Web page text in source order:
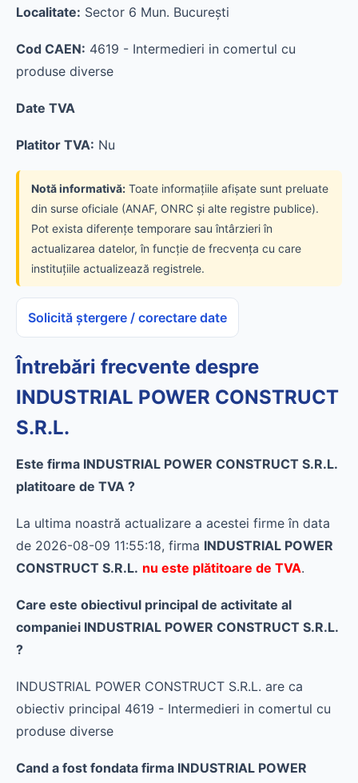
Localitate: Sector 6 Mun. Bucureşti
Cod CAEN: 4619 - Intermedieri in comertul cu
produse diverse
Date TVA
Platitor TVA: Nu
Notă informativă: Toate informațiile afișate sunt preluate
din surse oficiale (ANAF, ONRC și alte registre publice).
Pot exista diferențe temporare sau întârzieri în
actualizarea datelor, în funcție de frecvența cu care
instituțiile actualizează registrele.
Solicită ștergere / corectare date
Întrebări frecvente despre
INDUSTRIAL POWER CONSTRUCT
S.R.L.
Este firma INDUSTRIAL POWER CONSTRUCT S.R.L.
platitoare de TVA ?
La ultima noastră actualizare a acestei firme în data
de 2026-08-09 11:55:18, firma INDUSTRIAL POWER
CONSTRUCT S.R.L. nu este plătitoare de TVA.
Care este obiectivul principal de activitate al
companiei INDUSTRIAL POWER CONSTRUCT S.R.L.
?
INDUSTRIAL POWER CONSTRUCT S.R.L. are ca
obiectiv principal 4619 - Intermedieri in comertul cu
produse diverse
Cand a fost fondata firma INDUSTRIAL POWER